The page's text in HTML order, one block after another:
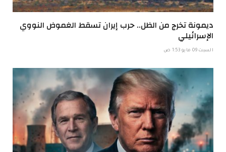
ديمونة تخرج من الظل.. حرب إيران تسقط الغموض النووي
الإسرائيلي
السبت 09 مايو 1:53 ص